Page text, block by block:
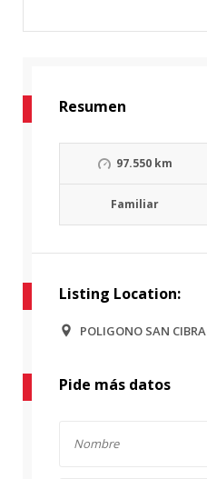
Resumen
97.550 km
Familiar
Listing Location:
POLIGONO SAN
Pide más datos